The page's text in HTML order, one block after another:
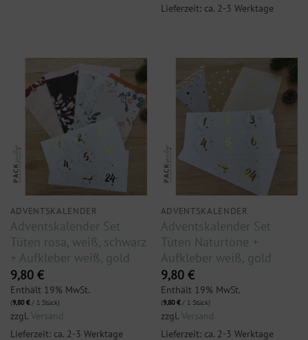
Lieferzeit: ca. 2-3 Werktage
ADVENTSKALENDER
Adventskalender Set
Tüten rosa, weiß, schwarz
+ Aufkleber weiß, gold
9,80 €
Enthält 19% MwSt.
(9,80€/ 1 Stück)
zzgl. Versand
Lieferzeit: ca. 2-3 Werktage
ADVENTSKALENDER
Adventskalender Set
Tüten Naturtöne +
Aufkleber weiß, gold
9,80 €
Enthält 19% MwSt.
(9,80€/ 1 Stück)
zzgl. Versand
Lieferzeit: ca. 2-3 Werktage